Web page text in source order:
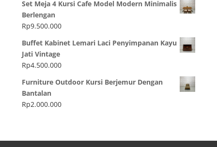
Set Meja 4 Kursi Cafe Model Modern Minimalis
Berlengan
Rp9.500.000
Buffet Kabinet Lemari Laci Penyimpanan Kayu
Jati Vintage
Rp4.500.000
Furniture Outdoor Kursi Berjemur Dengan
Bantalan
Rp2.000.000